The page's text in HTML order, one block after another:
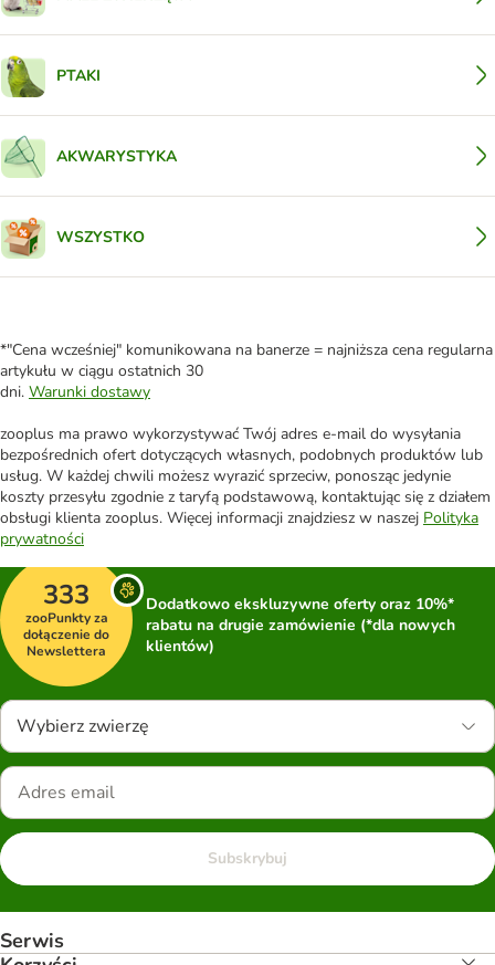
PTAKI
AKWARYSTYKA
WSZYSTKO
*"Cena wcześniej" komunikowana na banerze = najniższa cena regularna
artykułu w ciągu ostatnich 30
dni. Warunki dostawy
zooplus ma prawo wykorzystywać Twój adres e-mail do wysyłania
bezpośrednich ofert dotyczących własnych, podobnych produktów lub
usług. W każdej chwili możesz wyrazić sprzeciw, ponosząc jedynie
koszty przesyłu zgodnie z taryfą podstawową, kontaktując się z działem
obsługi klienta zooplus. Więcej informacji znajdziesz w naszej Polityka
prywatności
333
zooPunkty za
dołączenie do
Newslettera
Dodatkowo ekskluzywne oferty oraz 10%*
rabatu na drugie zamówienie (*dla nowych
klientów)
Wybierz zwierzę
Subskrybuj
Serwis